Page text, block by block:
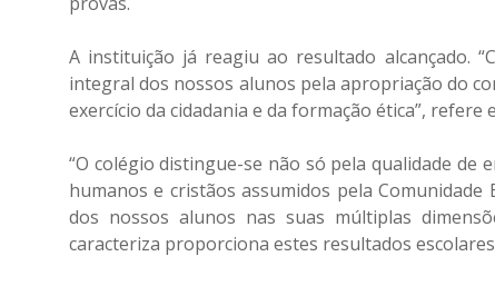
A instituição já reagiu ao resultado alcançado.
integral dos nossos alunos pela apropriação do
exercício da cidadania e da formação ética”, refere
“O colégio distingue-se não só pela qualidade
humanos e cristãos assumidos pela
dos nossos alunos nas suas múltiplas
caracteriza proporciona estes resultados